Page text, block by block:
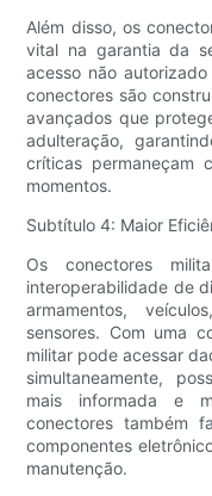
Além disso, os
vital na garantia da
acesso não
conectores são
avançados que
adulteração,
críticas permaneçam
momentos.
Subtítulo 4: Maior
Os conectores
interoperabilidade de
armamentos,
sensores. Com uma
militar pode acessar
simultaneamente,
mais informada e
conectores também
componentes
manutenção.